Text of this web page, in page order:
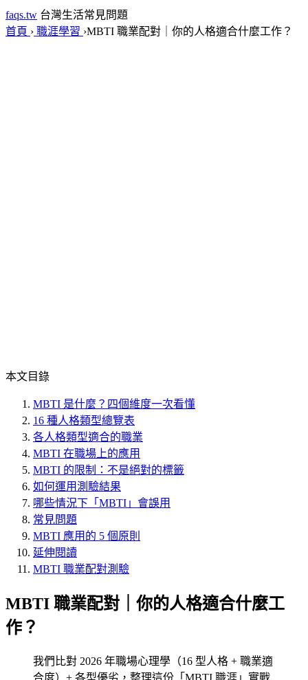
faqs.tw 台灣生活常見問題
首頁 › 職涯學習 ›MBTI 職業配對｜你的人格適合什麼工作？
本文目錄
MBTI 是什麼？四個維度一次看懂
16 種人格類型總覽表
各人格類型適合的職業
MBTI 在職場上的應用
MBTI 的限制：不是絕對的標籤
如何運用測驗結果
哪些情況下「MBTI」會誤用
常見問題
MBTI 應用的 5 個原則
延伸閱讀
MBTI 職業配對測驗
MBTI 職業配對｜你的人格適合什麼工
作？
我們比對 2026 年職場心理學（16 型人格 + 職業適
合度）+ 各型優劣，整理這份「MBTI 職涯」實戰